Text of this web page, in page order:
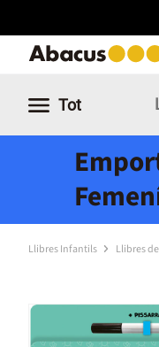
Tot
Llibres Infantils Llibres